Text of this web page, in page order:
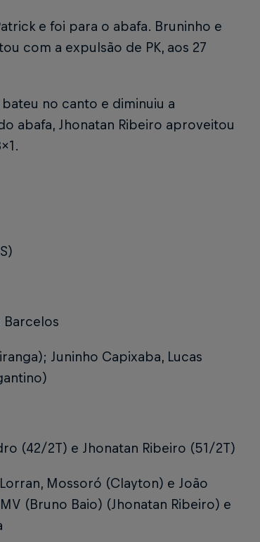
e foi para o abafa. Bruninho e
com a expulsão de PK, aos 27
no canto e diminuiu a
abafa, Jhonatan Ribeiro aproveitou
Barcelos
Juninho Capixaba, Lucas
(42/2T) e Jhonatan Ribeiro (51/2T)
Mossoró (Clayton) e João
(Bruno Baio) (Jhonatan Ribeiro) e